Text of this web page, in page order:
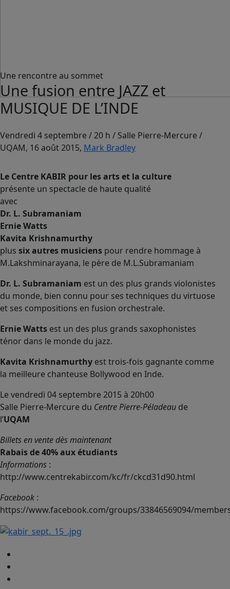
Une rencontre au sommet
Une fusion entre JAZZ et
MUSIQUE DE L’INDE
Vendredi 4 septembre / 20 h / Salle Pierre-Mercure /
UQAM, 16 août 2015, Mark Bradley
Le Centre KABIR pour les arts et la culture
présente un spectacle de haute qualité
avec
Dr. L. Subramaniam
Ernie Watts
Kavita Krishnamurthy
plus six autres musiciens pour rendre hommage à
M.Lakshminarayana, le père de M.L.Subramaniam
Dr. L. Subramaniam est un des plus grands violonistes
du monde, bien connu pour ses techniques du virtuose
et ses compositions en fusion orchestrale.
Ernie Watts est un des plus grands saxophonistes
ténor dans le monde du jazz.
Kavita Krishnamurthy est trois-fois gagnante comme
la meilleure chanteuse Bollywood en Inde.
Le vendredi 04 septembre 2015 à 20h00
Salle Pierre-Mercure du Centre Pierre-Péladeau de
l’UQAM
Billets en vente dès maintenant
Rabais de 40% aux étudiants
Informations :
http://www.centrekabir.com/kc/fr/ckcd31d90.html
Facebook :
https://www.facebook.com/groups/33846569094/